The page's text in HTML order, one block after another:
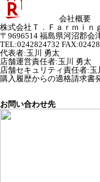
会社概要
株式会社Ｔ．Ｆａｒｍｉｎ
〒9696514 福島県河沼郡会
TEL:0242824732
代表者:玉川 勇太
店舗運営責任者:玉川 勇太
店舗セキュリティ責任者:玉
購入履歴からの適格請求書
お問い合わせ先